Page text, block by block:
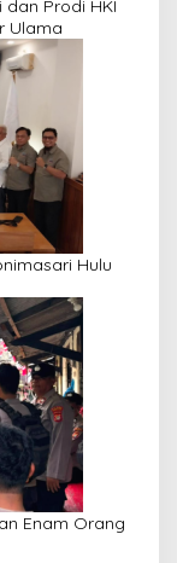
Prodi HKI
Ulama
Hulu
Enam Orang